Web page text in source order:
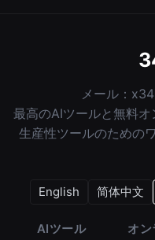
メール：
最高のAIツールと無料オ
生産性ツールのための
English
简体中文
AIツール オ